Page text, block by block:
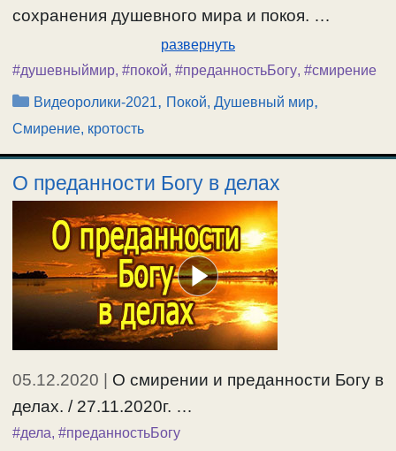
сохранения душевного мира и покоя. …
развернуть
#душевныймир, #покой, #преданностьБогу, #смирение
Рубрики
Видеоролики-2021, Покой, Душевный мир,
Смирение, кротость
О преданности Богу в делах
05.12.2020 | О смирении и преданности Богу в
делах. / 27.11.2020г. …
#дела, #преданностьБогу